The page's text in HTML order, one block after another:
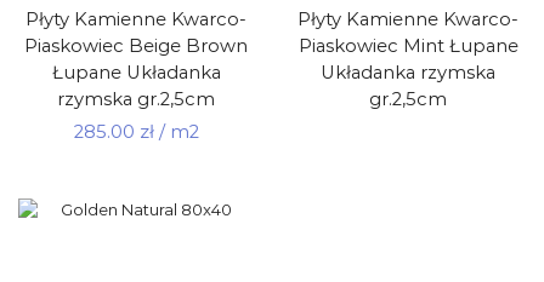
Płyty Kamienne Kwarco-
Piaskowiec Beige Brown
Łupane Układanka
rzymska gr.2,5cm
285.00 zł / m2
Płyty Kamienne Kwarco-
Piaskowiec Mint Łupane
Układanka rzymska
gr.2,5cm